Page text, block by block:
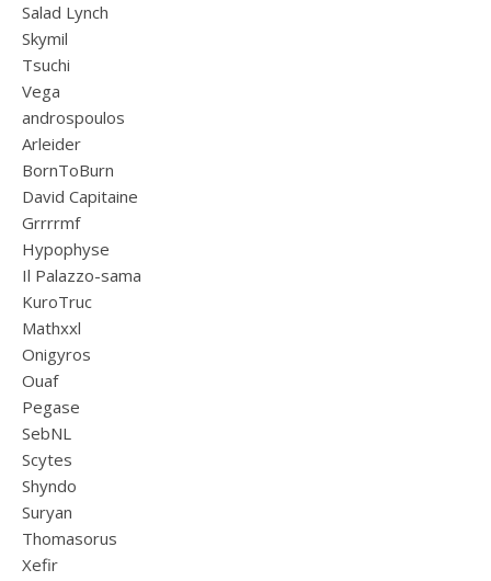
Salad Lynch
Skymil
Tsuchi
Vega
androspoulos
Arleider
BornToBurn
David Capitaine
Grrrrmf
Hypophyse
Il Palazzo-sama
KuroTruc
Mathxxl
Onigyros
Ouaf
Pegase
SebNL
Scytes
Shyndo
Suryan
Thomasorus
Xefir